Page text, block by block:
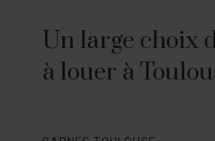
Un large choix
à louer à